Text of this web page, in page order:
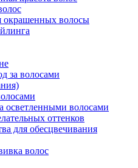
окрашенных волосы
за волосами
осветленными волосами
оттенков
для обесцвечивания
волос